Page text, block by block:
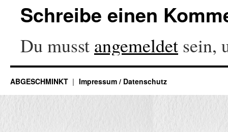
Schreibe einen
Du musst angemeldet sein,
ABGESCHMINKT Impressum / Datenschutz